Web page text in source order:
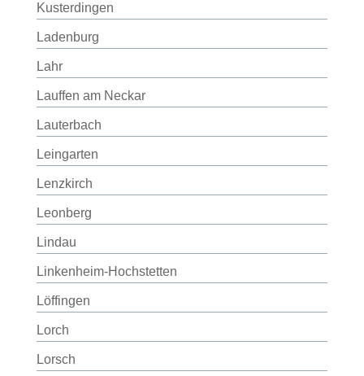
Kusterdingen
Ladenburg
Lahr
Lauffen am Neckar
Lauterbach
Leingarten
Lenzkirch
Leonberg
Lindau
Linkenheim-Hochstetten
Löffingen
Lorch
Lorsch